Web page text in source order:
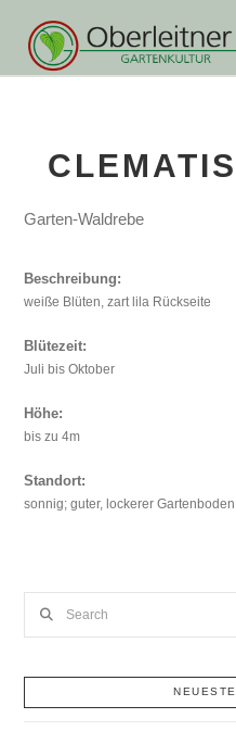
Garten-Waldrebe
Beschreibung:
weiße Blüten, zart lila Rückseite
Blütezeit:
Juli bis Oktober
Höhe:
bis zu 4m
Standort:
sonnig; guter, lockerer Gartenboden